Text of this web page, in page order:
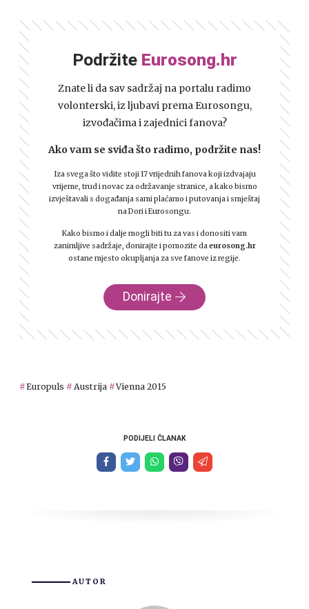
Podržite Eurosong.hr
Znate li da sav sadržaj na portalu radimo
volonterski, iz ljubavi prema Eurosongu,
izvođačima i zajednici fanova?
Ako vam se sviđa što radimo, podržite nas!
Iza svega što vidite stoji 17 vrijednih fanova koji izdvajaju
vrijeme, trud i novac za održavanje stranice, a kako bismo
izvještavali s događanja sami plaćamo i putovanja i smještaj
na Dori i Eurosongu.
Kako bismo i dalje mogli biti tu za vas i donositi vam
zanimljive sadržaje, donirajte i pomozite da eurosong.hr
ostane mjesto okupljanja za sve fanove iz regije.
Donirajte
Europuls Austrija Vienna 2015
PODIJELI ČLANAK
AUTOR